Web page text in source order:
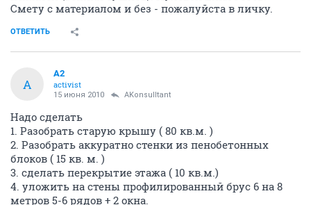
Смету с материалом и без - пожалуйста в личку.
ОТВЕТИТЬ
A
A2
activist
15 июня 2010 AKonsulltant
Надо сделать
1. Разобрать старую крышу ( 80 кв.м. )
2. Разобрать аккуратно стенки из пенобетонных
блоков ( 15 кв. м. )
3. сделать перекрытие этажа ( 10 кв.м.)
4. уложить на стены профилированный брус 6 на 8
метров 5-6 рядов + 2 окна.